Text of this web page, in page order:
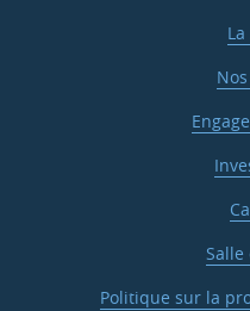
Salle
Politique sur la